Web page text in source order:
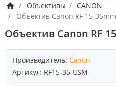
Объективы
CANON
Объектив Canon RF 15-
Объектив Canon RF
Производитель: Canon
Артикул: RF15-35-USM